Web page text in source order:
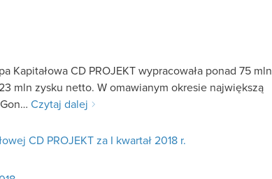
Kapitałowa CD PROJEKT wypracowała ponad 75 mln
mln zysku netto. W omawianym okresie największą
Czytaj dalej
CD PROJEKT za I kwartał 2018 r.